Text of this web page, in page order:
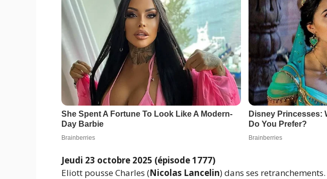
Jeudi 23 octobre 2025 (épisode 1777)
Eliott pousse Charles (Nicolas Lancelin) dans ses